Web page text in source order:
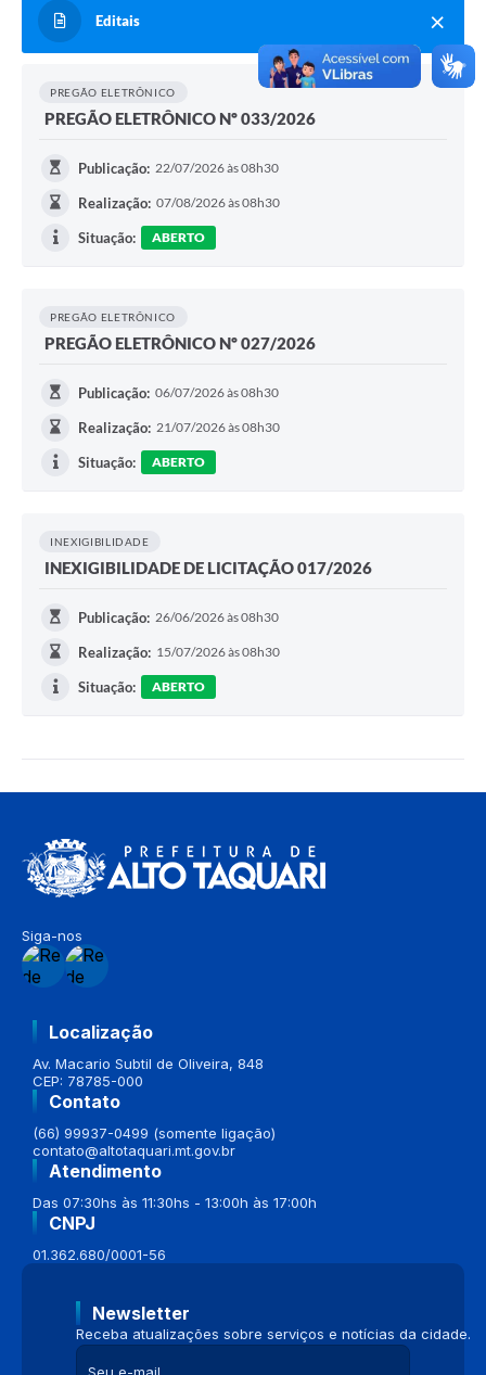
Editais
PREGÃO ELETRÔNICO
PREGÃO ELETRÔNICO Nº 033/2026
Publicação: 22/07/2026 às 08h30
Realização: 07/08/2026 às 08h30
Situação: ABERTO
PREGÃO ELETRÔNICO
PREGÃO ELETRÔNICO Nº 027/2026
Publicação: 06/07/2026 às 08h30
Realização: 21/07/2026 às 08h30
Situação: ABERTO
INEXIGIBILIDADE
INEXIGIBILIDADE DE LICITAÇÃO 017/2026
Publicação: 26/06/2026 às 08h30
Realização: 15/07/2026 às 08h30
Situação: ABERTO
Siga-nos
Localização
Av. Macario Subtil de Oliveira, 848
CEP: 78785-000
Contato
(66) 99937-0499 (somente ligação)
contato@altotaquari.mt.gov.br
Atendimento
Das 07:30hs às 11:30hs - 13:00h às 17:00h
CNPJ
01.362.680/0001-56
Newsletter
Receba atualizações sobre serviços e notícias da cidade.